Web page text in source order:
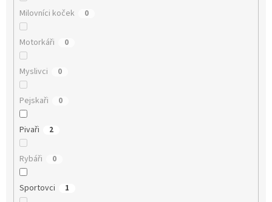
Milovníci koček 0
Motorkáři 0
Myslivci 0
Pejskaři 0
Pivaři 2
Rybáři 0
Sportovci 1